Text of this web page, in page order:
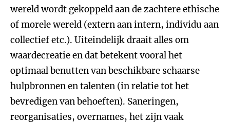
wereld wordt gekoppeld aan de zachtere ethische
of morele wereld (extern aan intern, individu aan
collectief etc.). Uiteindelijk draait alles om
waardecreatie en dat betekent vooral het
optimaal benutten van beschikbare schaarse
hulpbronnen en talenten (in relatie tot het
bevredigen van behoeften). Saneringen,
reorganisaties, overnames, het zijn vaak